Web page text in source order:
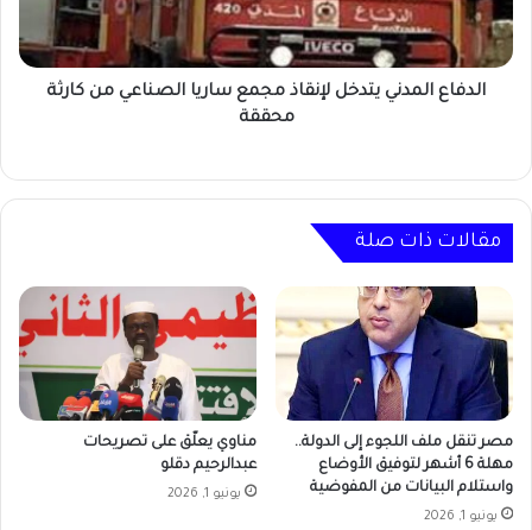
الصناعي
من
كارثة
محققةالدفاع المدني يتدخل لإنقاذ مجمع ساريا الصناعي من كارثة
محققة
مقالات ذات صلة
مصر تنقل ملف اللجوء إلى الدولة..
مهلة 6 أشهر لتوفيق الأوضاع
واستلام البيانات من المفوضية
يونيو 1, 2026
مناوي يعلّق على تصريحات
عبدالرحيم دقلو
يونيو 1, 2026